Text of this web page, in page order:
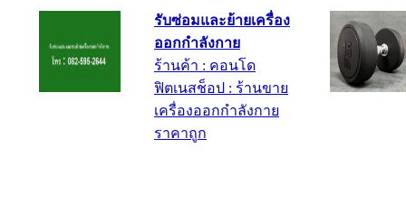
รับซ่อมและย้ายเครื่อง
ออกกำลังกาย
ร้านค้า : คอนโด
ฟิตเนสช็อป : ร้านขาย
เครื่องออกกำลังกาย
ราคาถูก